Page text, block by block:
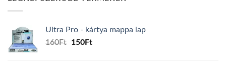
Ultra Pro - kártya mappa lap
160Ft
Original
150FtCurrent